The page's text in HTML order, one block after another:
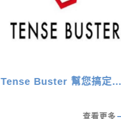
Tense Buster 幫您搞定英
查看更多